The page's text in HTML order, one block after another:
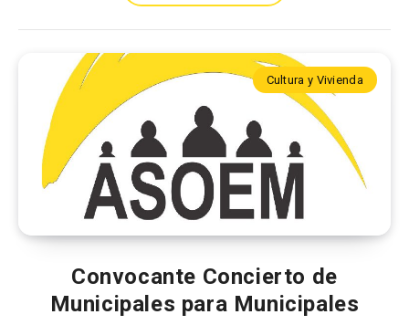
Cultura y Vivienda
Convocante Concierto de
Municipales para Municipales